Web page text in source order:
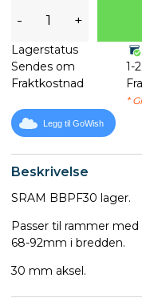
Beskrivelse
SRAM BBPF30 lager.
Passer til rammer
68-92mm i bredden.
30 mm aksel.
- +
Lagerstatus
Sendes om
1-
Fraktkostnad
*
Legg til GoWish